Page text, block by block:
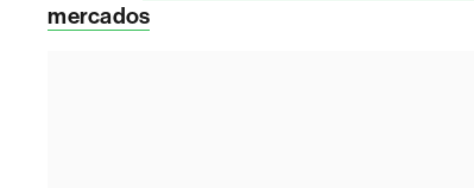
mercados